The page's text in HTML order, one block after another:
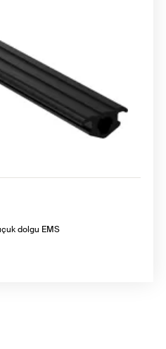
dolgu EMS